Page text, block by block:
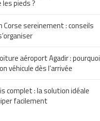
pieds ?
Corse sereinement : conseils
aéroport Agadir : pourquoi
véhicule dès l’arrivée
complet : la solution idéale
facilement